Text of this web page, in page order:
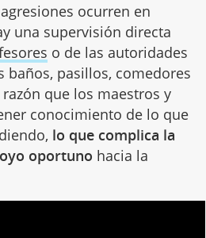
ocurren en
una supervisión directa
o de las autoridades
baños, pasillos, comedores
que los maestros y
conocimiento de lo que
lo que complica la
oportuno hacia la